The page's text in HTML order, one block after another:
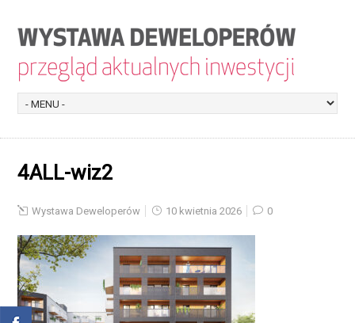
4ALL-wiz2
Wystawa Deweloperów 10 kwietnia 2026 0